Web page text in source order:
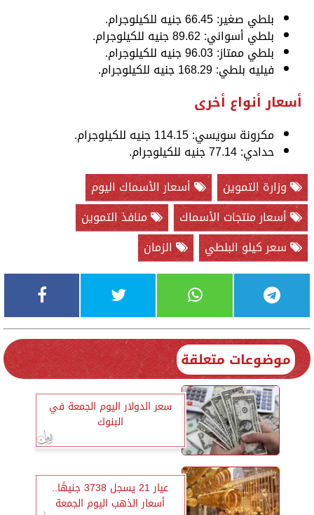
بلطي صغير: 66.45 جنيه للكيلوجرام.
بلطي أسواني: 89.62 جنيه للكيلوجرام.
بلطي ممتاز: 96.03 جنيه للكيلوجرام.
فيليه بلطي: 168.29 جنيه للكيلوجرام.
أسعار أنواع أخرى
مكرونة سويسي: 114.15 جنيه للكيلوجرام.
حدادي: 77.14 جنيه للكيلوجرام.
وزارة التموين
أسعار الأسماك اليوم
أسعار منتجات الأسماك
منافذ التموين
سعر كيلو البلطي
الزمان
موضوعات متعلقة
سعر الدولار اليوم الجمعة في
البنوك
عيار 21 يسجل 3738 جنيهًا..
أسعار الذهب اليوم الجمعة